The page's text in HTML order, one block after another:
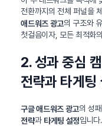
전환까지의 전체 퍼널을
애드워즈 광고의 구조와
첫걸음이자, 모든 최적화
2. 성과 중심
전략과 타게팅
구글 애드워즈 광고의 성
전략과 타게팅 설정입니